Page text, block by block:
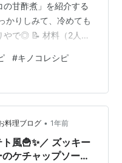
甘酢煮」を紹介する
かりしみて、冷めても
やで◎ 📝 材料（2人
醤油…大さじ1 砂糖…
…小さじ1 ごま油…小
じゃがいもはくし切り
は石づきをとってほぐ
もを炒める。 調…
#キノコレシピ
料理ブログ • 1年前
風🍟✨／ ズッキー
ケチャップソース